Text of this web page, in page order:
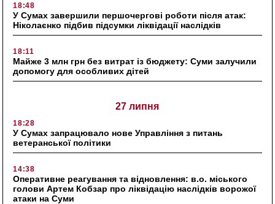
18:48
У Сумах завершили першочергові роботи після атак:
Ніколаєнко підбив підсумки ліквідації наслідків
18:11
Майже 3 млн грн без витрат із бюджету: Суми залучили
допомогу для особливих дітей
27 липня
18:28
У Сумах запрацювало нове Управління з питань
ветеранської політики
14:38
Оперативне реагування та відновлення: в.о. міського
голови Артем Кобзар про ліквідацію наслідків ворожої
атаки на Суми